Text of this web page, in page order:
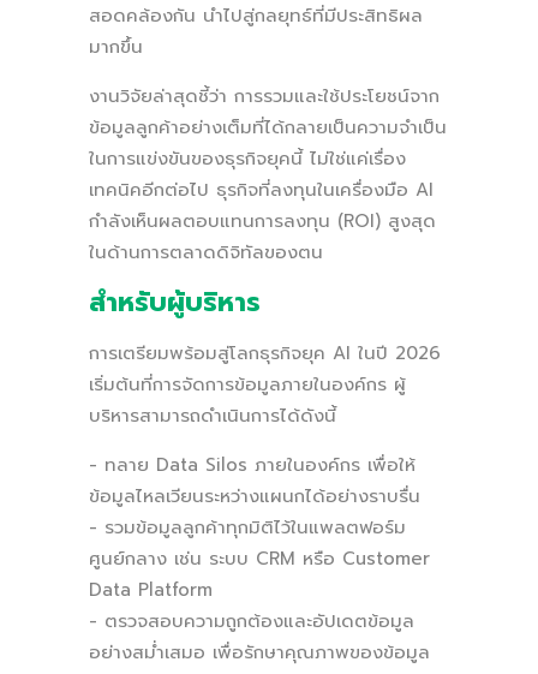
สอดคล้องกัน นำไปสู่กลยุทธ์ที่มีประสิทธิผล
มากขึ้น
งานวิจัยล่าสุดชี้ว่า การรวมและใช้ประโยชน์จาก
ข้อมูลลูกค้าอย่างเต็มที่ได้กลายเป็นความจำเป็น
ในการแข่งขันของธุรกิจยุคนี้ ไม่ใช่แค่เรื่อง
เทคนิคอีกต่อไป ธุรกิจที่ลงทุนในเครื่องมือ AI
กำลังเห็นผลตอบแทนการลงทุน (ROI) สูงสุด
ในด้านการตลาดดิจิทัลของตน
สำหรับผู้บริหาร
การเตรียมพร้อมสู่โลกธุรกิจยุค AI ในปี 2026
เริ่มต้นที่การจัดการข้อมูลภายในองค์กร ผู้
บริหารสามารถดำเนินการได้ดังนี้
- ทลาย Data Silos ภายในองค์กร เพื่อให้
ข้อมูลไหลเวียนระหว่างแผนกได้อย่างราบรื่น
- รวมข้อมูลลูกค้าทุกมิติไว้ในแพลตฟอร์ม
ศูนย์กลาง เช่น ระบบ CRM หรือ Customer
Data Platform
- ตรวจสอบความถูกต้องและอัปเดตข้อมูล
อย่างสม่ำเสมอ เพื่อรักษาคุณภาพของข้อมูล